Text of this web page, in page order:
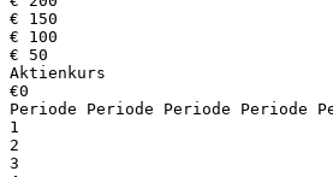
€ 150
€ 100
€ 50
Aktienkurs
€0
Periode Periode Periode Periode
1
2
3